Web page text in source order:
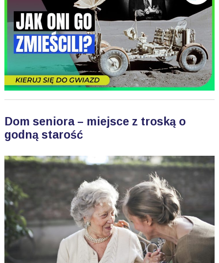
Dom seniora – miejsce z troską o
godną starość